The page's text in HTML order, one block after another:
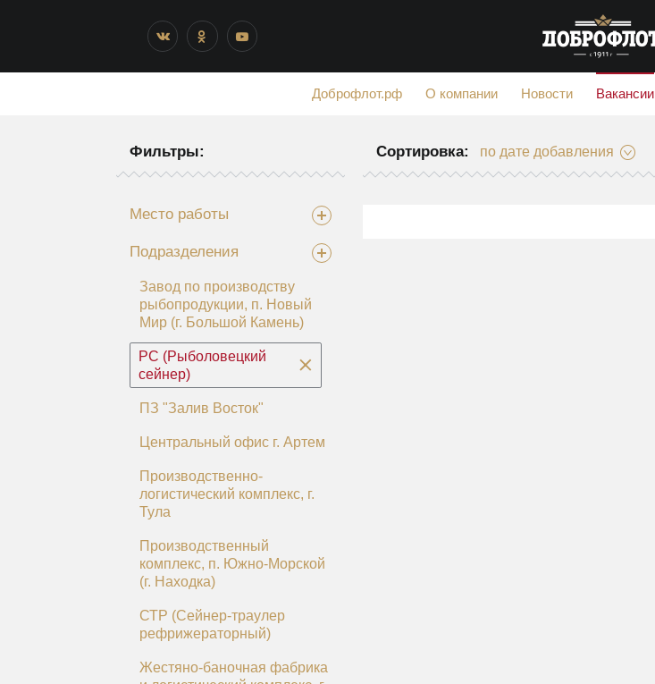
Доброфлот.рф О компании Новости Вакансии
Фильтры:
Место работы
Подразделения
Завод по производству
рыбопродукции, п. Новый
Мир (г. Большой Камень)
РС (Рыболовецкий
сейнер)
ПЗ "Залив Восток"
Центральный офис г. Артем
Производственно-
логистический комплекс, г.
Тула
Производственный
комплекс, п. Южно-Морской
(г. Находка)
СТР (Сейнер-траулер
рефрижераторный)
Жестяно-баночная фабрика
Сортировка: по дате добавления